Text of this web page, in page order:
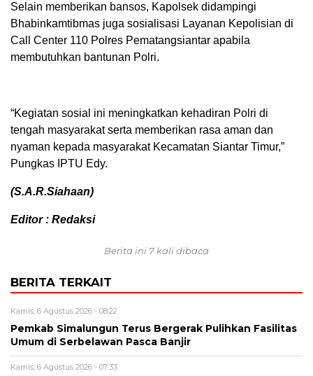
Selain memberikan bansos, Kapolsek didampingi
Bhabinkamtibmas juga sosialisasi Layanan Kepolisian di
Call Center 110 Polres Pematangsiantar apabila
membutuhkan bantunan Polri.
“Kegiatan sosial ini meningkatkan kehadiran Polri di
tengah masyarakat serta memberikan rasa aman dan
nyaman kepada masyarakat Kecamatan Siantar Timur,”
Pungkas IPTU Edy.
(S.A.R.Siahaan)
Editor : Redaksi
Berita ini 7 kali dibaca
BERITA TERKAIT
Kamis, 6 Agustus 2026 - 08:22
Pemkab Simalungun Terus Bergerak Pulihkan Fasilitas
Umum di Serbelawan Pasca Banjir
Kamis, 6 Agustus 2026 - 07:33